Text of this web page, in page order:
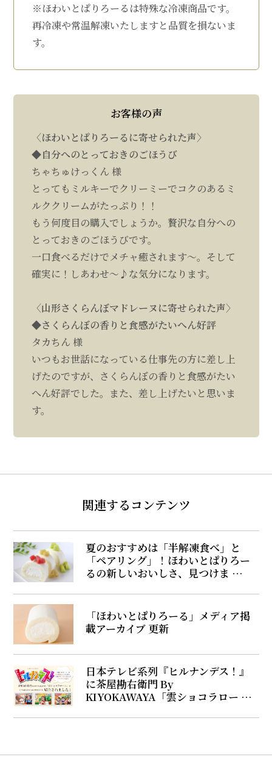
※ほわいとぱりろーるは特殊な冷凍商品です。
再冷凍や常温解凍いたしますと品質を損ないま
す。
お客様の声
〈ほわいとぱりろーるに寄せられた声〉
◆自分へのとっておきのごほうび
ちゃちゅけっくん 様
とってもミルキーでクリーミーでコクのあるミ
ルククリームがたっぷり！！
もう何度目の購入でしょうか。贅沢な自分への
とっておきのごほうびです。
一口食べるだけでメチャ癒されます～。そして
確実に！しあわせ～♪な気分になります。
〈山形さくらんぼマドレーヌに寄せられた声〉
◆さくらんぼの香りと食感がたいへん好評
タカちん 様
いつもお世話になっている仕事先の方に差し上
げたのですが、さくらんぼの香りと食感がたい
へん好評でした。また、差し上げたいと思いま
す。
関連するコンテンツ
夏のおすすめは「半解凍食べ」と
「ペアリング」！ほわいとぱりろー
るの新しいおいしさ、見つけま …
「ほわいとぱりろーる」メディア掲
載アーカイブ 更新
日本テレビ系列『ヒルナンデス！』
に茶屋勘右衛門 By
KIYOKAWAYA「雲ショコラロー …